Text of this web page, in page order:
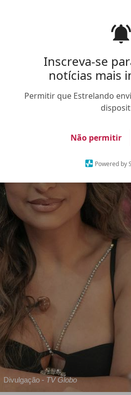
Inscreva-se
notícias mais
Permitir que Estrelando
Não permitir
Powered by
segunda-feira, dia 28, na
Divulgação - TV Globo
ANUNCIE NO